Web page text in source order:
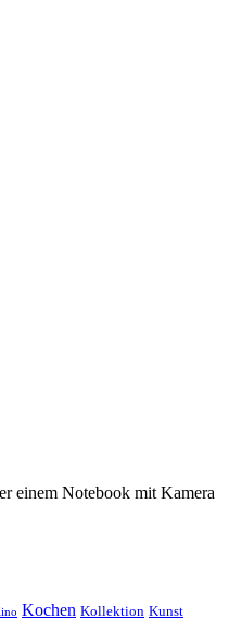
einem Notebook mit Kamera
Kochen Kollektion Kunst